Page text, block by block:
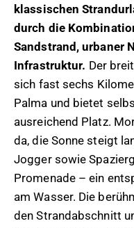
klassischen
durch die
Sandstrand, urbaner
Infrastruktur. Der
sich fast sechs
Palma und bietet
ausreichend Platz.
da, die Sonne steigt
Jogger sowie
Promenade – ein
am Wasser. Die
den Strandabschnitt